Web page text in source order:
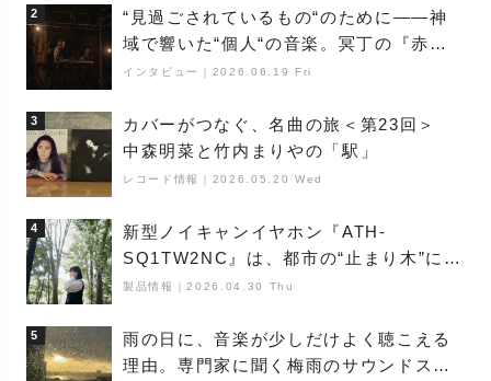
2
“見過ごされているもの“のために――神
域で響いた“個人“の音楽。冥丁の『赤城
夜神楽』をレポート
インタビュー 2026.06.19 Fri
3
カバーがつなぐ、名曲の旅＜第23回＞
中森明菜と竹内まりやの「駅」
レコード情報 2026.05.20 Wed
4
新型ノイキャンイヤホン『ATH-
SQ1TW2NC』は、都市の“止まり木”にな
り得るーシンガーソングライター浮
製品情報 ｜2026.04.30 Thu
5
雨の日に、音楽が少しだけよく聴こえる
理由。専門家に聞く梅雨のサウンドス